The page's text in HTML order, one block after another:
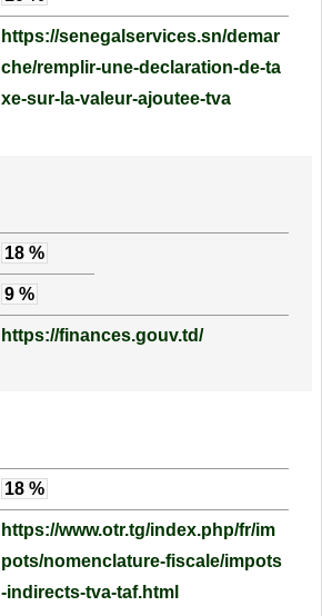
https://senegalservices.sn/demar
che/remplir-une-declaration-de-ta
xe-sur-la-valeur-ajoutee-tva
18 %
9 %
https://finances.gouv.td/
18 %
https://www.otr.tg/index.php/fr/im
pots/nomenclature-fiscale/impots
-indirects-tva-taf.html